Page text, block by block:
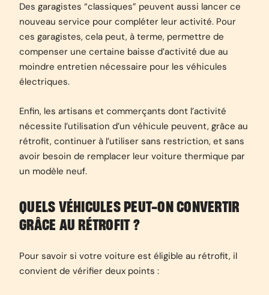
Des garagistes “classiques” peuvent aussi lancer ce
nouveau service pour compléter leur activité. Pour
ces garagistes, cela peut, à terme, permettre de
compenser une certaine baisse d’activité due au
moindre entretien nécessaire pour les véhicules
électriques.
Enfin, les artisans et commerçants dont l’activité
nécessite l’utilisation d’un véhicule peuvent, grâce au
rétrofit, continuer à l’utiliser sans restriction, et sans
avoir besoin de remplacer leur voiture thermique par
un modèle neuf.
QUELS VÉHICULES PEUT-ON CONVERTIR
GRÂCE AU RÉTROFIT ?
Pour savoir si votre voiture est éligible au rétrofit, il
convient de vérifier deux points :